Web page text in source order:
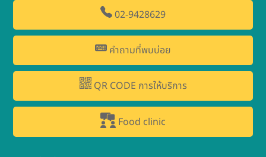
02-9428629
คำถามที่พบบ่อย
QR CODE การให้บริการ
Food clinic